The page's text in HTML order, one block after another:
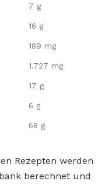
7 g
16 g
189 mg
1.727 mg
17 g
6 g
68 g
Rezepten werden
berechnet und